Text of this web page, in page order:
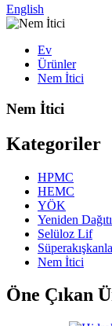
English
Ev
Ürünler
Nem İtici
Nem İtici
Kategoriler
HPMC
HEMC
YÖK
Yeniden
Selüloz Lif
Nem İtici
Öne Çıkan